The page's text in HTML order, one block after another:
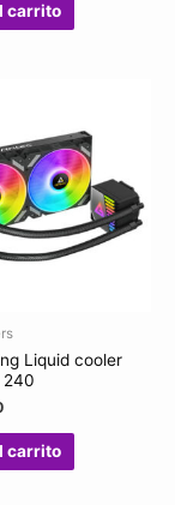
carrito
Liquid cooler
240
carrito